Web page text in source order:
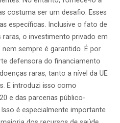
costuma ser um desafio. Esses
específicas. Inclusive o fato de
o investimento privado em
sempre é garantido. É por
defensora do financiamento
raras, tanto a nível da UE
E introduzi isso como
e das parcerias público-
é especialmente importante